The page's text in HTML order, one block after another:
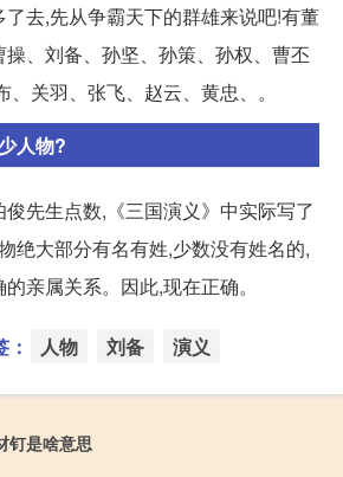
去,先从争霸天下的群雄来说吧!有董
、刘备、孙坚、孙策、孙权、曹丕
关羽、张飞、赵云、黄忠、。
人物?
先生点数,《三国演义》中实际写了
绝大部分有名有姓,少数没有姓名的,
亲属关系。因此,现在正确。
人物 刘备 演义
钉是啥意思